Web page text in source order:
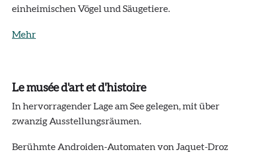
einheimischen Vögel und Säugetiere.
Mehr
Le musée d'art et d'histoire
In hervorragender Lage am See gelegen, mit über
zwanzig Ausstellungsräumen.
Berühmte Androiden-Automaten von Jaquet-Droz